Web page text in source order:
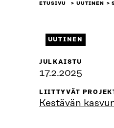
ETUSIVU UUTINEN
UUTINEN
JULKAISTU
17.2.2025
LIITTYVÄT
Kestävän